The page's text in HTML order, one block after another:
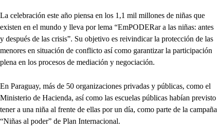
La celebración este año piensa en los 1,1 mil millones de niñas que
existen en el mundo y lleva por lema “EmPODERar a las niñas: antes
y después de las crisis”. Su objetivo es reivindicar la protección de las
menores en situación de conflicto así como garantizar la participación
plena en los procesos de mediación y negociación.
En Paraguay, más de 50 organizaciones privadas y públicas, como el
Ministerio de Hacienda, así como las escuelas públicas habían previsto
tener a una niña al frente de ellas por un día, como parte de la campaña
“Niñas al poder” de Plan Internacional.